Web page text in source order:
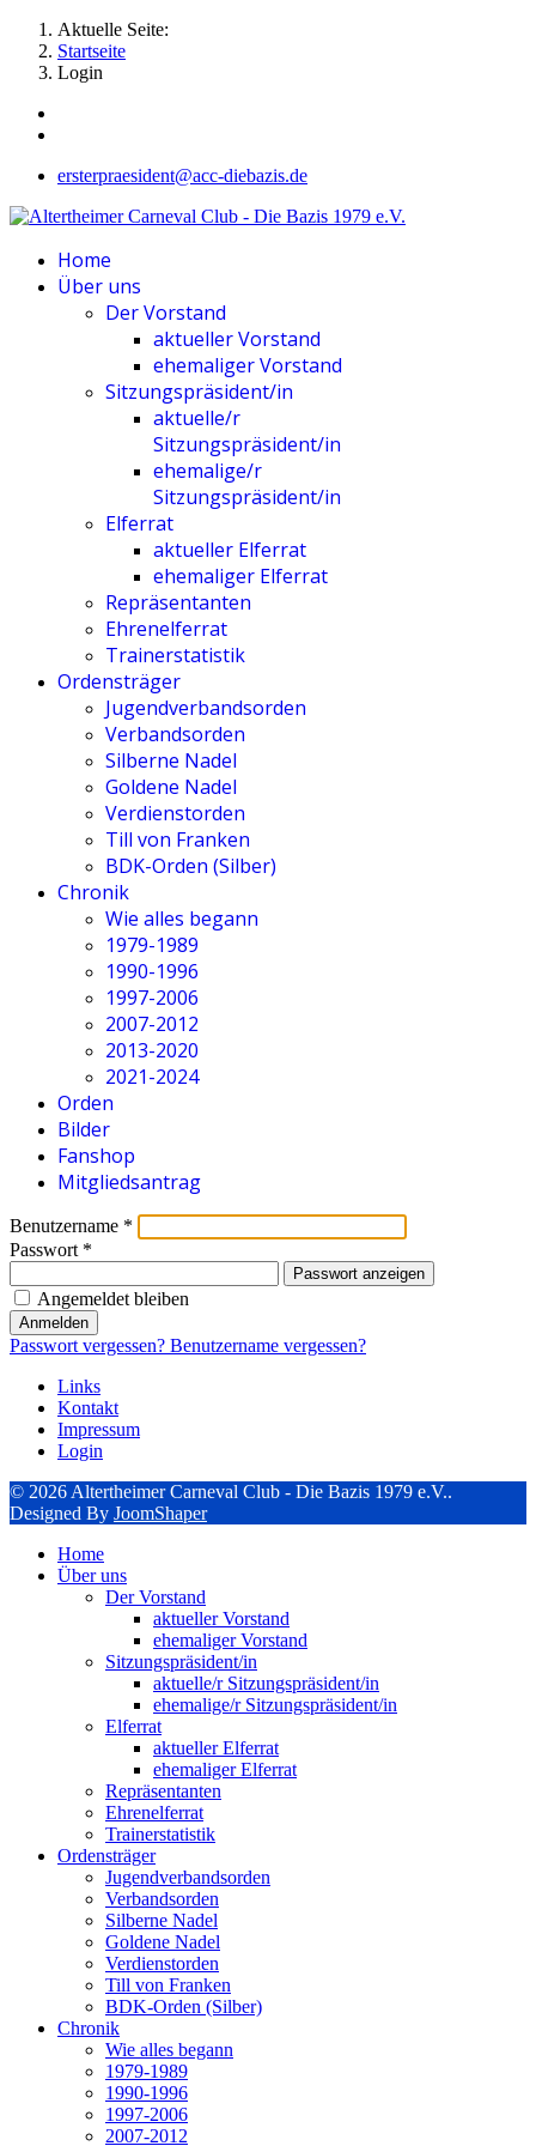
Aktuelle Seite:
Startseite
Login
ersterpraesident@acc-diebazis.de
Home
Über uns
Der Vorstand
aktueller Vorstand
ehemaliger Vorstand
Sitzungspräsident/in
aktuelle/r
Sitzungspräsident/in
ehemalige/r
Sitzungspräsident/in
Elferrat
aktueller Elferrat
ehemaliger Elferrat
Repräsentanten
Ehrenelferrat
Trainerstatistik
Ordensträger
Jugendverbandsorden
Verbandsorden
Silberne Nadel
Goldene Nadel
Verdienstorden
Till von Franken
BDK-Orden (Silber)
Chronik
Wie alles begann
1979-1989
1990-1996
1997-2006
2007-2012
2013-2020
2021-2024
Orden
Bilder
Fanshop
Mitgliedsantrag
Benutzername *
Passwort *
Passwort anzeigen
Angemeldet bleiben
Anmelden
Passwort vergessen? Benutzername vergessen?
Links
Kontakt
Impressum
Login
© 2026 Altertheimer Carneval Club - Die Bazis 1979 e.V..
Designed By JoomShaper
Home
Über uns
Der Vorstand
aktueller Vorstand
ehemaliger Vorstand
Sitzungspräsident/in
aktuelle/r Sitzungspräsident/in
ehemalige/r Sitzungspräsident/in
Elferrat
aktueller Elferrat
ehemaliger Elferrat
Repräsentanten
Ehrenelferrat
Trainerstatistik
Ordensträger
Jugendverbandsorden
Verbandsorden
Silberne Nadel
Goldene Nadel
Verdienstorden
Till von Franken
BDK-Orden (Silber)
Chronik
Wie alles begann
1979-1989
1990-1996
1997-2006
2007-2012